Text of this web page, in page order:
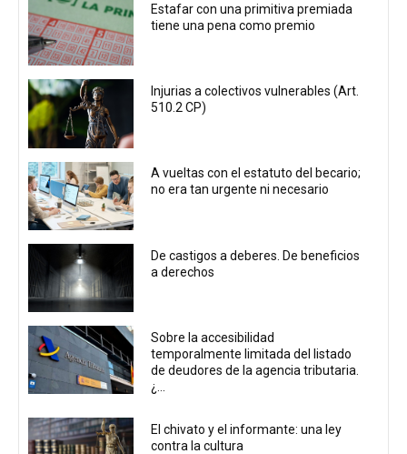
Estafar con una primitiva premiada
tiene una pena como premio
Injurias a colectivos vulnerables (Art.
510.2 CP)
A vueltas con el estatuto del becario;
no era tan urgente ni necesario
De castigos a deberes. De beneficios
a derechos
Sobre la accesibilidad
temporalmente limitada del listado
de deudores de la agencia tributaria.
¿...
El chivato y el informante: una ley
contra la cultura